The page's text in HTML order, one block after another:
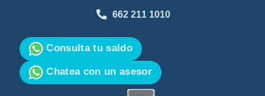
662 211 1010
Consulta tu saldo
Chatea con un asesor